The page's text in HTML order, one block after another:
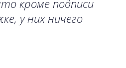
кроме подписи
у них ничего